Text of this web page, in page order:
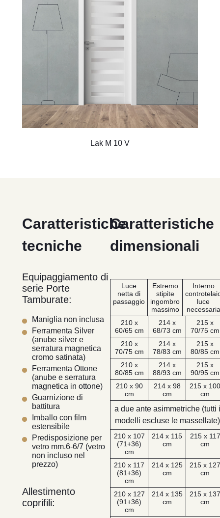
Lak M 10 V
Caratteristiche
dimensionali
Luce
netta di
passaggio
Estremo
stipite
ingombro
massimo
Interno
luce
necessaria
210 x
60/65 cm
214 x
68/73 cm
215 x
70/75 cm
210 x
70/75 cm
214 x
78/83 cm
215 x
80/85 cm
210 x
80/85 cm
214 x
88/93 cm
215 x
90/95 cm
210 x 90
cm
214 x 98
cm
215 x
cm
a due ante asimmetriche (tutti i
modelli escluse le massellate)
210 x 107
(71+36)
cm
214 x 115
cm
215 x 117
cm
210 x 117
(81+36)
cm
214 x 125
cm
215 x
cm
210 x 127
(91+36)
cm
214 x 135
cm
215 x
cm
Caratteristiche
tecniche
Equipaggiamento di
serie Porte
Tamburate:
Maniglia non inclusa
Ferramenta Silver
(anube silver e
serratura magnetica
cromo satinata)
Ferramenta Ottone
(anube e serratura
magnetica in ottone)
Guarnizione di
battitura
Imballo con film
estensibile
Predisposizione per
vetro mm.6-6/7 (vetro
non incluso nel
prezzo)
Allestimento
coprifili: